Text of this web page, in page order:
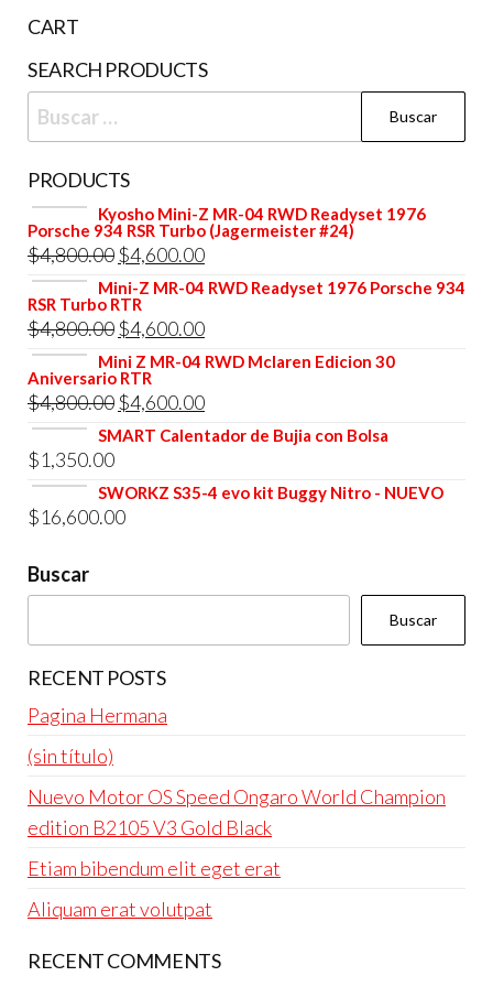
CART
SEARCH PRODUCTS
Buscar:
PRODUCTS
Kyosho Mini-Z MR-04 RWD Readyset 1976
Porsche 934 RSR Turbo (Jagermeister #24)
$4,800.00 El
precio
original
era:
$4,800.00.
$4,600.00El
precio
es:
Mini-Z MR-04 RWD Readyset 1976 Porsche 934
RSR Turbo RTR
$4,800.00 El
precio
original
era:
$4,600.00El
precio
es:
$4,600.00.
Mini Z MR-04 RWD Mclaren Edicion 30
Aniversario RTR
$4,800.00 El
precio
era:
$4,800.00.
$4,600.00El
precio
es:
SMART Calentador de Bujia con Bolsa
$1,350.00
SWORKZ S35-4 evo kit Buggy Nitro - NUEVO
$16,600.00
Buscar
Buscar
RECENT POSTS
Pagina Hermana
(sin título)
Nuevo Motor OS Speed Ongaro World Champion
edition B2105 V3 Gold Black
Etiam bibendum elit eget erat
Aliquam erat volutpat
RECENT COMMENTS